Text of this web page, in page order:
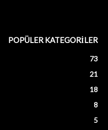
POPÜLER KATEGORİLER
73
21
18
8
5